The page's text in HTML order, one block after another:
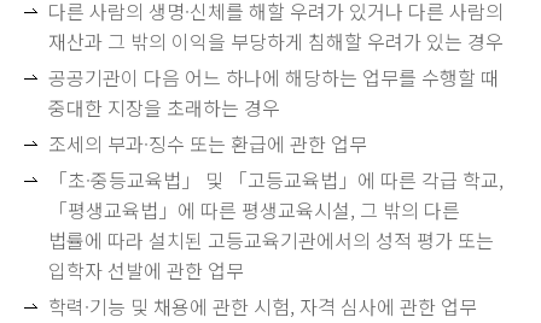
다른 사람의 생명·신체를 해할 우려가 있거나 다른 사람의
재산과 그 밖의 이익을 부당하게 침해할 우려가 있는 경우
공공기관이 다음 어느 하나에 해당하는 업무를 수행할 때
중대한 지장을 초래하는 경우
조세의 부과·징수 또는 환급에 관한 업무
「초·중등교육법」 및 「고등교육법」에 따른 각급 학교,
「평생교육법」에 따른 평생교육시설, 그 밖의 다른
법률에 따라 설치된 고등교육기관에서의 성적 평가 또는
입학자 선발에 관한 업무
학력·기능 및 채용에 관한 시험, 자격 심사에 관한 업무